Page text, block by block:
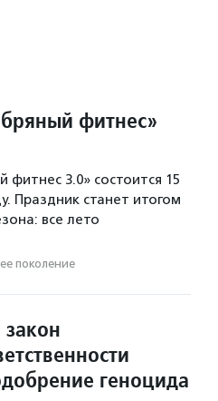
фитнес»
3.0» состоится 15
Праздник станет итогом
все лето
поколение
геноцида